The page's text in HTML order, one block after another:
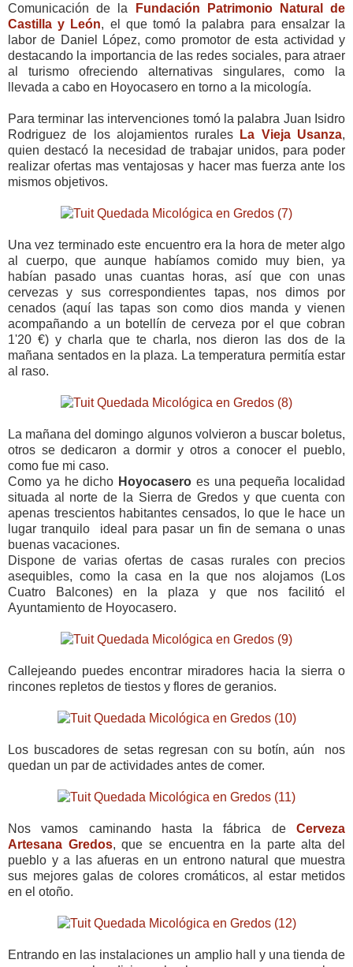
Comunicación de la
Fundación Patrimonio Natural de
Castilla y León, el que tomó la palabra para ensalzar la
labor de Daniel López, como promotor de esta actividad y
destacando la importancia de las redes sociales, para atraer
al turismo ofreciendo alternativas singulares, como la
llevada a cabo en Hoyocasero en torno a la micología.
Para terminar las intervenciones tomó la palabra Juan Isidro
Rodriguez de los alojamientos rurales
La Vieja Usanza,
quien destacó la necesidad de trabajar unidos, para poder
realizar ofertas mas ventajosas y hacer mas fuerza ante los
mismos objetivos.
Una vez terminado este encuentro era la hora de meter algo
al cuerpo, que aunque habíamos comido muy bien, ya
habían pasado unas cuantas horas, así que con unas
cervezas y sus correspondientes tapas, nos dimos por
cenados (aquí las tapas son como dios manda y vienen
acompañando a un botellín de cerveza por el que cobran
1'20 €) y charla que te charla, nos dieron las dos de la
mañana sentados en la plaza. La temperatura permitía estar
al raso.
La mañana del domingo algunos volvieron a buscar boletus,
otros se dedicaron a dormir y otros a conocer el pueblo,
como fue mi caso.
Como ya he dicho Hoyocasero es una pequeña localidad
situada al norte de la Sierra de Gredos y que cuenta con
apenas trescientos habitantes censados, lo que le hace un
lugar tranquilo ideal para pasar un fin de semana o unas
buenas vacaciones.
Dispone de varias ofertas de casas rurales con precios
asequibles, como la casa en la que nos alojamos (Los
Cuatro Balcones) en la plaza y que nos facilitó el
Ayuntamiento de Hoyocasero.
Callejeando puedes encontrar miradores hacia la sierra o
rincones repletos de tiestos y flores de geranios.
Los buscadores de setas regresan con su botín, aún nos
quedan un par de actividades antes de comer.
Nos vamos caminando hasta la fábrica de Cerveza
Artesana Gredos, que se encuentra en la parte alta del
pueblo y a las afueras en un entrono natural que muestra
sus mejores galas de colores cromáticos, al estar metidos
en el otoño.
Entrando en las instalaciones un amplio hall y una tienda de